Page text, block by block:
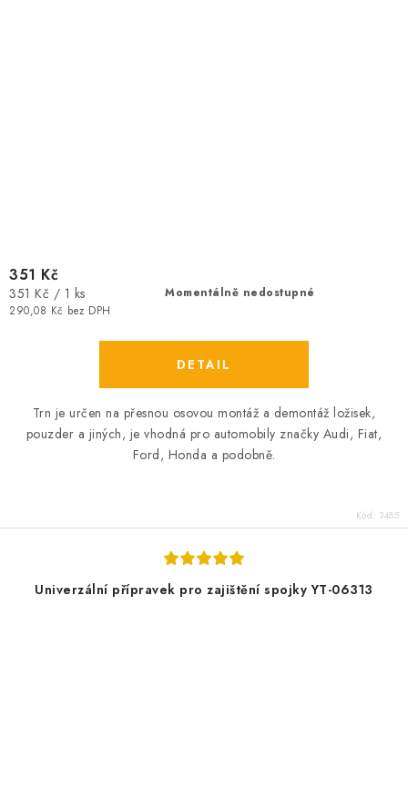
Momentálně nedostupné
290,08 Kč bez DPH
351 Kč
Měrná
cena:
351 Kč / 1 ks
Trn je určen na přesnou osovou montáž a demontáž ložisek,
pouzder a jiných, je vhodná pro automobily značky Audi, Fiat,
Ford, Honda a podobně.
Kód: 3485
Univerzální přípravek pro zajištění spojky YT-06313